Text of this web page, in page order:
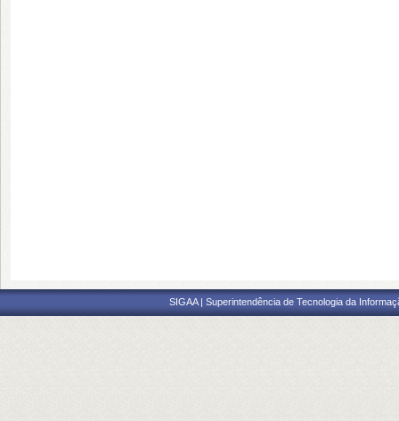
SIGAA | Superintendência de Tecnologia da